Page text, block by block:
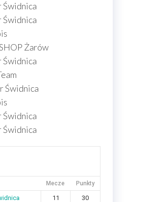
Żarów
Świdnica
Mecze Punkty
11
30